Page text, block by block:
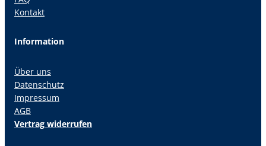
Kontakt
Information
Über uns
Datenschutz
Impressum
AGB
Vertrag widerrufen